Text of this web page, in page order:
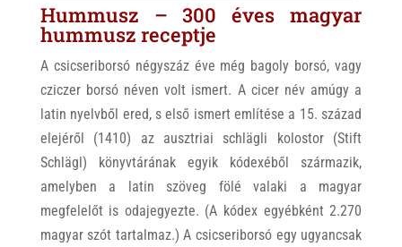
Hummusz – 300 éves magyar
hummusz receptje
A csicseriborsó négyszáz éve még bagoly borsó, vagy
cziczer borsó néven volt ismert. A cicer név amúgy a
latin nyelvből ered, s első ismert említése a 15. század
elejéről (1410) az ausztriai schlägli kolostor (Stift
Schlägl) könyvtárának egyik kódexéből származik,
amelyben a latin szöveg fölé valaki a magyar
megfelelőt is odajegyezte. (A kódex egyébként 2.270
magyar szót tartalmaz.) A csicseriborsó egy ugyancsak